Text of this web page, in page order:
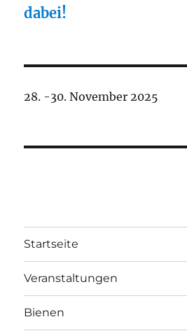
dabei!
28. -30. November 2025
Startseite
Veranstaltungen
Bienen